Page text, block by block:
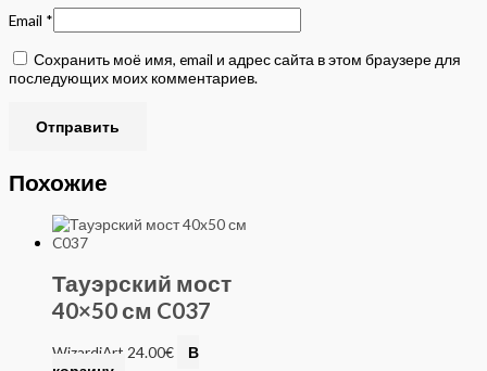
Email *
Сохранить моё имя, email и адрес сайта в этом браузере для
последующих моих комментариев.
Похожие
Тауэрский мост
40×50 см C037
WizardiArt 24.00€
В